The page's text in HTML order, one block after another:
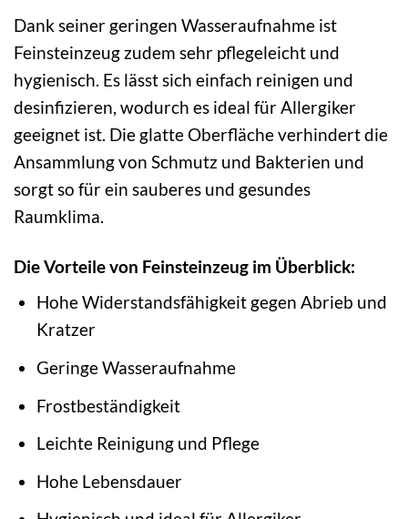
Dank seiner geringen Wasseraufnahme ist
Feinsteinzeug zudem sehr pflegeleicht und
hygienisch. Es lässt sich einfach reinigen und
desinfizieren, wodurch es ideal für Allergiker
geeignet ist. Die glatte Oberfläche verhindert die
Ansammlung von Schmutz und Bakterien und
sorgt so für ein sauberes und gesundes
Raumklima.
Die Vorteile von Feinsteinzeug im Überblick:
Hohe Widerstandsfähigkeit gegen Abrieb und
Kratzer
Geringe Wasseraufnahme
Frostbeständigkeit
Leichte Reinigung und Pflege
Hohe Lebensdauer